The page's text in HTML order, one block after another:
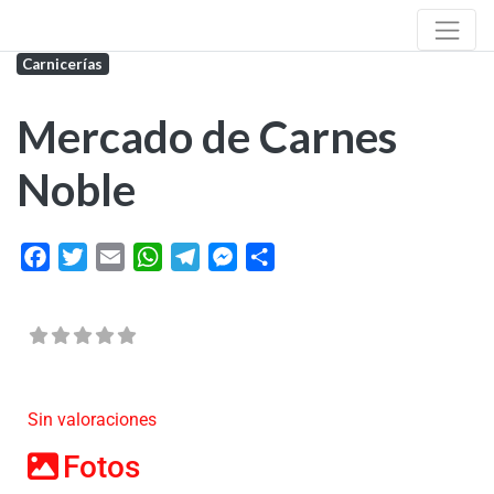
Carnicerías
Mercado de Carnes
Noble
FacebookTwitterEmail WhatsAppTelegramMessenger
Sin valoraciones
Fotos